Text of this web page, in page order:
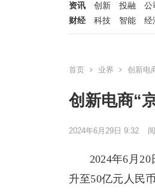
资讯 创新 投融
公
财经
科技 智能 经
首页 业界 创新电
创新电商“
2024年6月29日 9:32
2024年6月
升至50亿元人民